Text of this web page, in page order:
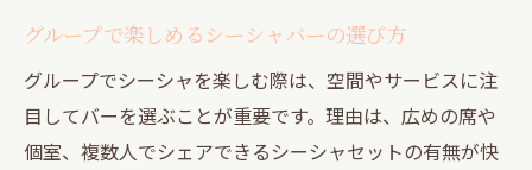
グループで楽しめるシーシャバーの選び方
グループでシーシャを楽しむ際は、空間やサービスに注
目してバーを選ぶことが重要です。理由は、広めの席や
個室、複数人でシェアできるシーシャセットの有無が快